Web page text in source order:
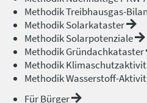
Methodik Treibhausgas-
Methodik Solarkataster
Methodik Solarpotenziale
Methodik Gründachkataster
Methodik
Methodik Wasserstoff-
Für Bürger